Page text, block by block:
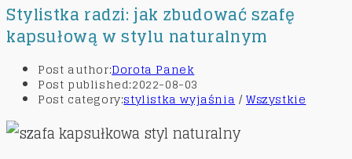
Stylistka radzi: jak zbudować szafę
kapsułową w stylu naturalnym
Post author:Dorota Panek
Post published:2022-08-03
Post category:stylistka wyjaśnia/Wszystkie